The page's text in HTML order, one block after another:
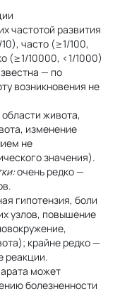
частотой развития
часто (≥1/100,
(≥1/10000, <1/1000)
— по
возникновения не
живота,
изменение
не
значения).
очень редко —
гипотензия, боли
узлов, повышение
крайне редко —
реакции.
может
болезненности